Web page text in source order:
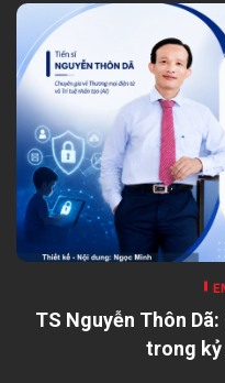
TS Nguyễn Thôn
trong kỷ